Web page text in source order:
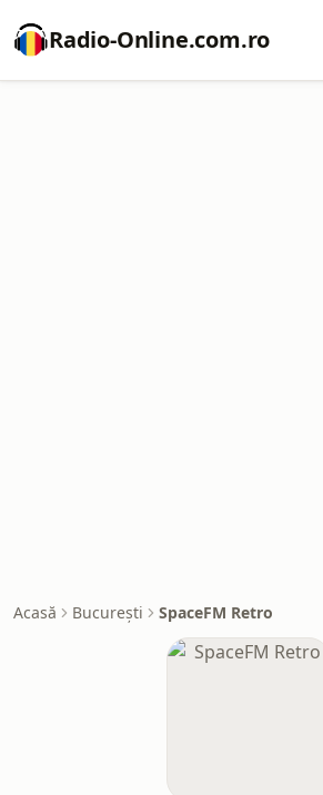
Radio-Online.com.ro
Acasă București SpaceFM Retro